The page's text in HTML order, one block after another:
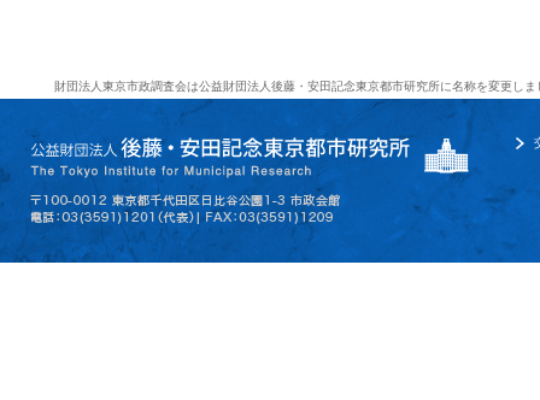
財団法人東京市政調査会は公益財団法人後藤・安田記念東京都市研究所に名称を変更しま